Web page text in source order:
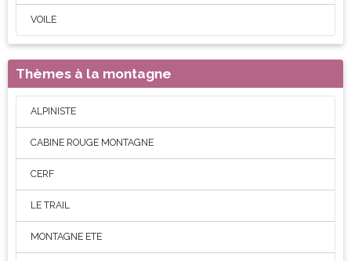
VOILE
Thèmes à la montagne
ALPINISTE
CABINE ROUGE MONTAGNE
CERF
LE TRAIL
MONTAGNE ETE